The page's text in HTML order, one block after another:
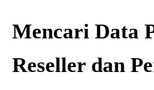
Mencari Data
Reseller dan